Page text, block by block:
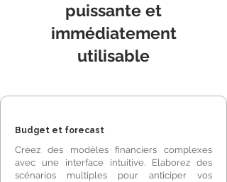
puissante et
immédiatement
utilisable
Budget et forecast
Créez des modèles financiers complexes
avec une interface intuitive. Elaborez des
scénarios multiples pour anticiper vos